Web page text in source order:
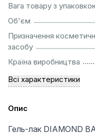
Вага товару з
Об'єм
Призначення
засобу
Країна виробництва
Всі характеристики
Опис
Гель-лак DIAMOND